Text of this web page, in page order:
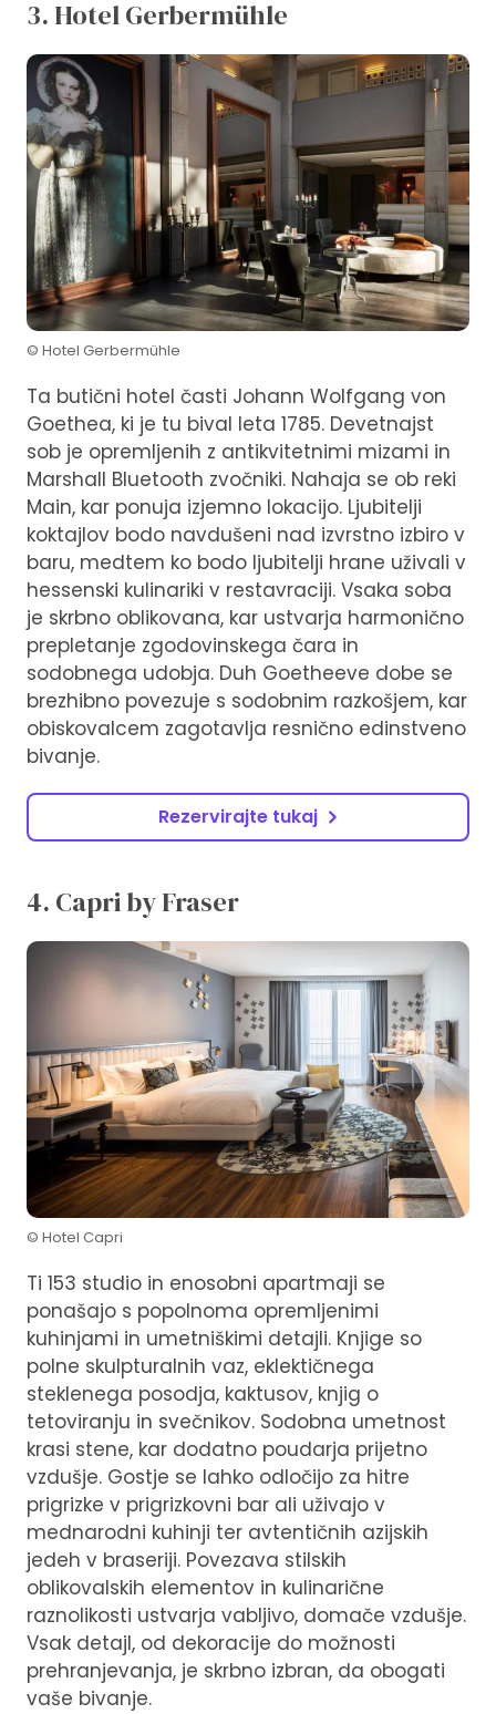
3. Hotel Gerbermühle
© Hotel Gerbermühle
Ta butični hotel časti Johann Wolfgang von
Goethea, ki je tu bival leta 1785. Devetnajst
sob je opremljenih z antikvitetnimi mizami in
Marshall Bluetooth zvočniki. Nahaja se ob reki
Main, kar ponuja izjemno lokacijo. Ljubitelji
koktajlov bodo navdušeni nad izvrstno izbiro v
baru, medtem ko bodo ljubitelji hrane uživali v
hessenski kulinariki v restavraciji. Vsaka soba
je skrbno oblikovana, kar ustvarja harmonično
prepletanje zgodovinskega čara in
sodobnega udobja. Duh Goetheeve dobe se
brezhibno povezuje s sodobnim razkošjem, kar
obiskovalcem zagotavlja resnično edinstveno
bivanje.
Rezervirajte tukaj
4. Capri by Fraser
© Hotel Capri
Ti 153 studio in enosobni apartmaji se
ponašajo s popolnoma opremljenimi
kuhinjami in umetniškimi detajli. Knjige so
polne skulpturalnih vaz, eklektičnega
steklenega posodja, kaktusov, knjig o
tetoviranju in svečnikov. Sodobna umetnost
krasi stene, kar dodatno poudarja prijetno
vzdušje. Gostje se lahko odločijo za hitre
prigrizke v prigrizkovni bar ali uživajo v
mednarodni kuhinji ter avtentičnih azijskih
jedeh v braseriji. Povezava stilskih
oblikovalskih elementov in kulinarične
raznolikosti ustvarja vabljivo, domače vzdušje.
Vsak detajl, od dekoracije do možnosti
prehranjevanja, je skrbno izbran, da obogati
vaše bivanje.